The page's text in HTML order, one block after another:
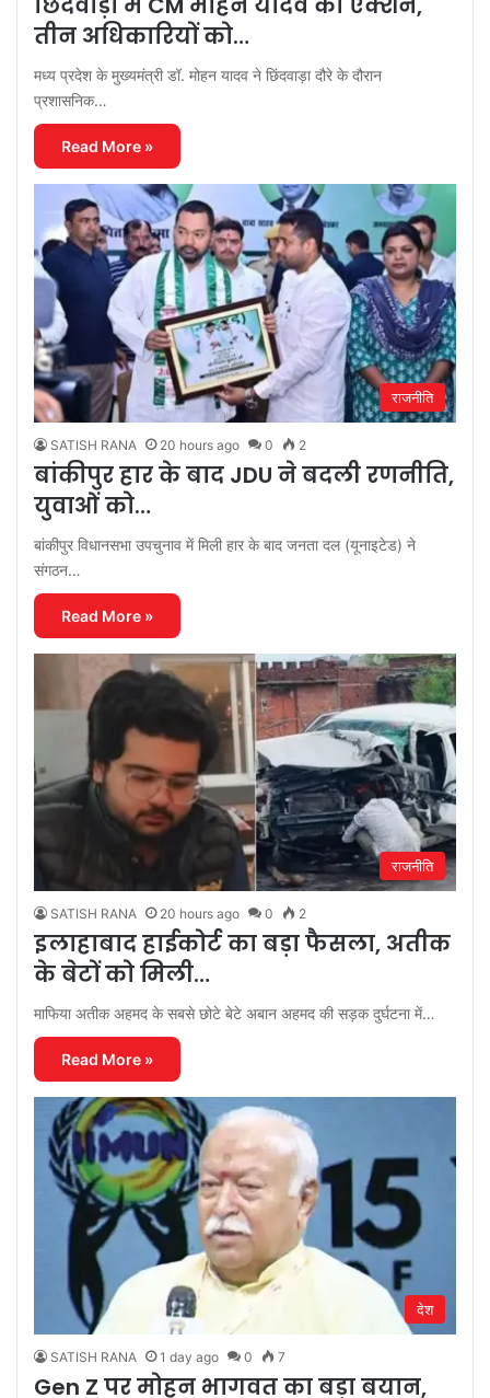
तीन अधिकारियों को…
मध्य प्रदेश के मुख्यमंत्री डॉ. मोहन यादव ने छिंदवाड़ा दौरे के दौरान
प्रशासनिक…
Read More »
राजनीति
SATISH RANA 20 hours ago 0 2
बांकीपुर हार के बाद JDU ने बदली रणनीति,
युवाओं को…
बांकीपुर विधानसभा उपचुनाव में मिली हार के बाद जनता दल (यूनाइटेड) ने
संगठन…
Read More »
राजनीति
SATISH RANA 20 hours ago 0 2
इलाहाबाद हाईकोर्ट का बड़ा फैसला, अतीक
के बेटों को मिली…
माफिया अतीक अहमद के सबसे छोटे बेटे अबान अहमद की सड़क दुर्घटना में…
Read More »
देश
SATISH RANA 1 day ago 0 7
Gen Z पर मोहन भागवत का बड़ा बयान,